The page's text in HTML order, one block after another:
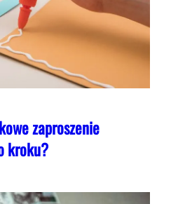
zaproszenie
kroku?